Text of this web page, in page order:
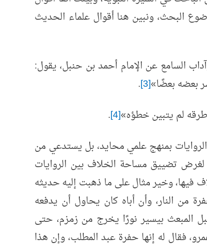
البحث، ونبين هنا أقوال علماء الحديث
السامع عن الإمام أحمد بن حنبل، يقول:
بعضه بعضًا»
[3]
.
لم يتبين خطؤه»
[4]
.
بمنهج علمي محايد، بل يستدعي من
لغرض تضييق مساحة الخلاف بين الروايات
فيها، وخير مثال على ما ذهبت إليه حديثه
من النار، وأن أباه كان يحاول أن يدفعه
قبل المبعث بيسير نورًا يخرج من زمزم، حتى
فقال له إنها حفرة عبد المطلب، وإن هذا